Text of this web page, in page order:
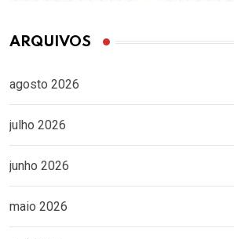
ARQUIVOS
agosto 2026
julho 2026
junho 2026
maio 2026